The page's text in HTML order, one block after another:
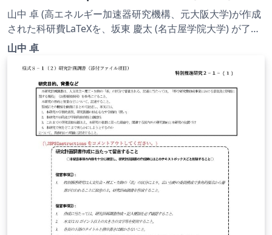
英語版 | 2024.04.12
山中 卓 (高エネルギー加速器研究機構、元大阪大学)が作成
された科研費LaTeXを、坂東 慶太 (名古屋学院大学) が了承
を得てテンプレート登録しています。 詳細はこちら↓をご
u.ac.jp/~taku/kakenhiLaTeX/
山中 卓